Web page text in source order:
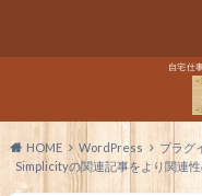
自宅仕
HOME WordPress
プラグ
Simplicityの関連記事をより関連